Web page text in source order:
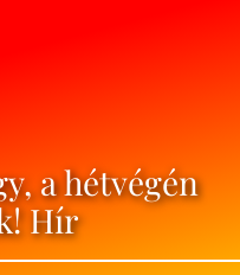
a hétvégén
Hír